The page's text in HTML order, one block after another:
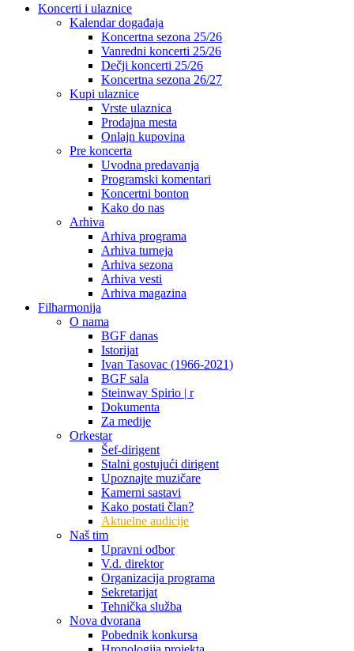
Koncerti i ulaznice
Kalendar događaja
Koncertna sezona 25/26
Vanredni koncerti 25/26
Dečji koncerti 25/26
Koncertna sezona 26/27
Kupi ulaznice
Vrste ulaznica
Prodajna mesta
Onlajn kupovina
Pre koncerta
Uvodna predavanja
Programski komentari
Koncertni bonton
Kako do nas
Arhiva
Arhiva programa
Arhiva turneja
Arhiva sezona
Arhiva vesti
Arhiva magazina
Filharmonija
O nama
BGF danas
Istorijat
Ivan Tasovac (1966-2021)
BGF sala
Steinway Spirio | r
Dokumenta
Za medije
Orkestar
Šef-dirigent
Stalni gostujući dirigent
Upoznajte muzičare
Kamerni sastavi
Kako postati član?
Aktuelne audicije
Naš tim
Upravni odbor
V.d. direktor
Organizacija programa
Sekretarijat
Tehnička služba
Nova dvorana
Pobednik konkursa